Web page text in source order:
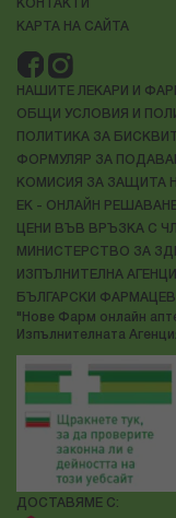
КОНТАКТИ
КАРТА НА САЙТА
НАШИТЕ ЛЕКАРИ И
ОБЩИ УСЛОВИЯ И
ПОЛИТИКА ЗА
ФОРМУЛЯР ЗА
КОМИСИЯ ЗА ЗАЩИТА
ЕК - ОНЛАЙН
ЦЕНИ ВЪВ ВРЪЗКА С
МИНИСТЕРСТВО ЗА
ИЗПЪЛНИТЕЛНА
БЪЛГАРСКИ
"Нове Фарм онлайн
Изпълнителната
ДОСТАВЯМЕ С: